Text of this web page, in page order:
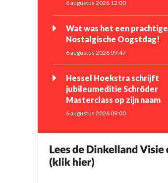
6 augustus 2026 12:00
Wat was het een prachtige
Nostalgische Oogstdag!
6 augustus 2026 09:47
Hessel Hoekstra schrijft
jubileumeditie Schröder
Masterclass op zijn naam
6 augustus 2026 09:00